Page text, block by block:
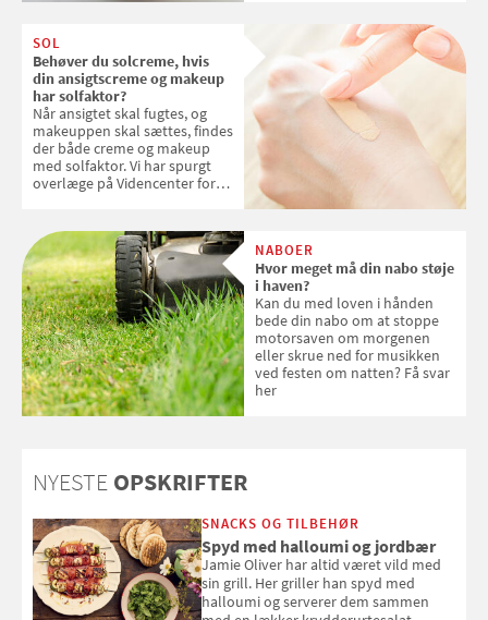
SOL
Behøver du solcreme, hvis
din ansigtscreme og makeup
har solfaktor?
Når ansigtet skal fugtes, og
makeuppen skal sættes, findes
der både creme og makeup
med solfaktor. Vi har spurgt
overlæge på Videncenter for
med SPF kan erstatte
solcreme, når man bevæger
sig ud i solen
NABOER
Hvor meget må din nabo støje
i haven?
Kan du med loven i hånden
bede din nabo om at stoppe
motorsaven om morgenen
eller skrue ned for musikken
ved festen om natten? Få svar
her
NYESTE OPSKRIFTER
SNACKS OG TILBEHØR
Spyd med halloumi og jordbær
Jamie Oliver har altid været vild med
sin grill. Her griller han spyd med
halloumi og serverer dem sammen